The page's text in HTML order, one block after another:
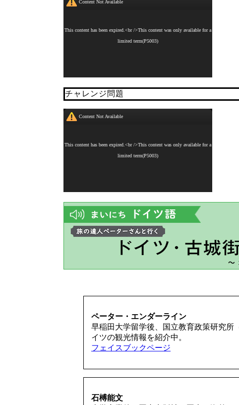
チャレンジ問題
ペーター・エンダーライン
早稲田大学留学後、国立教育政策研究所
イツの観光情報を紹介中。
フェイスブックページ
石榑能文